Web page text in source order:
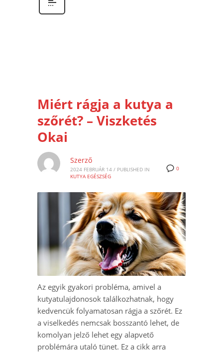
Miért rágja a kutya a
szőrét? – Viszketés
Okai
0
Szerző
2024 FEBRUÁR 14 / PUBLISHED IN
KUTYA EGÉSZSÉG
Az egyik gyakori probléma, amivel a
kutyatulajdonosok találkozhatnak, hogy
kedvencük folyamatosan rágja a szőrét. Ez
a viselkedés nemcsak bosszantó lehet, de
komolyan jelző lehet egy alapvető
problémára utaló tünet. Ez a cikk arra